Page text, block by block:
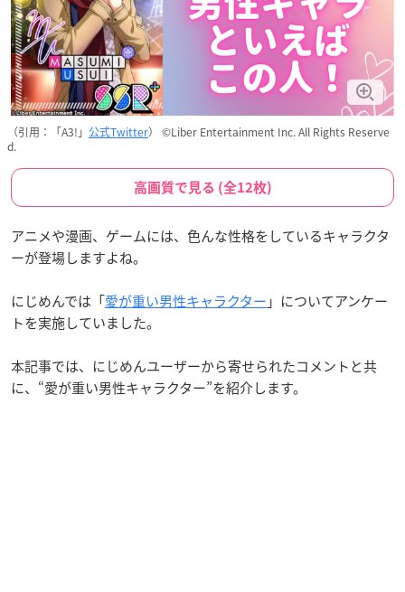
（引用：「A3!」 公式Twitter） ©Liber Entertainment Inc. All Rights Reserve
d.
高画質で見る (全12枚)
アニメや漫画、ゲームには、色んな性格をしているキャラクタ
ーが登場しますよね。
にじめんでは「愛が重い男性キャラクター 」についてアンケー
トを実施していました。
本記事では、にじめんユーザーから寄せられたコメントと共
に、“愛が重い男性キャラクター”を紹介します。